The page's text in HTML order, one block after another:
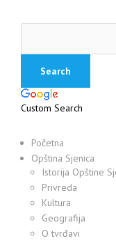
Custom Search
Početna
Opština Sjenica
Istorija Opštine
Privreda
Kultura
Geografija
O tvrđavi